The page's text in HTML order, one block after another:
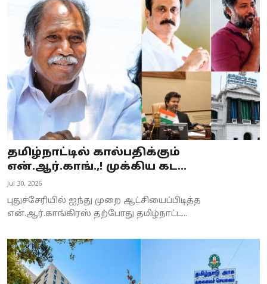
தமிழ்நாட்டில் கால்பதிக்கும்
என்.ஆர்.காங்.,! முக்கிய கட...
Jul 30, 2026
புதுச்சேரியில் ஐந்து முறை ஆட்சியைப்பிடித்த
என்.ஆர்.காங்கிரஸ் தற்போது தமிழ்நாட்ட...